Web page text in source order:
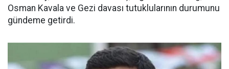
Osman Kavala ve Gezi davası tutuklularının durumunu
gündeme getirdi.